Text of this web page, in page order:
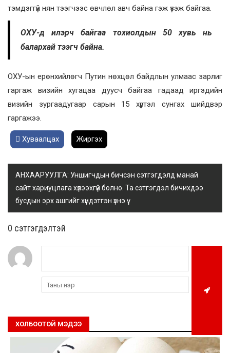
тэмдэггүй нян тээгчээс өвчлөл авч байна гэж үзэж байгаа.
ОХУ-д илэрч байгаа тохиолдын 50 хувь нь
балархай тээгч байна.
ОХУ-ын ерөнхийлөгч Путин нөхцөл байдлын улмаас зарлиг
гаргаж визийн хугацаа дуусч байгаа гадаад иргэдийн
визийн зургаадугаар сарын 15 хүртэл сунгах шийдвэр
гаргажээ.
Хуваалцах Жиргэх
АНХААРУУЛГА: Уншигчдын бичсэн сэтгэгдэлд манай
сайт хариуцлага хүлээхгүй болно. Та сэтгэгдэл бичихдээ
бусдын эрх ашгийг хүндэтгэн үзнэ үү.
0 cэтгэгдэлтэй
ХОЛБООТОЙ МЭДЭЭ